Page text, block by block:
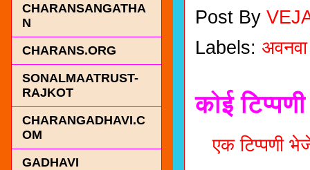
Post By
Labels:
कोई
एक टिप्पणी
CHARANSANGATHA
N
CHARANS.ORG
SONALMAATRUST-
RAJKOT
CHARANGADHAVI.C
OM
GADHAVI